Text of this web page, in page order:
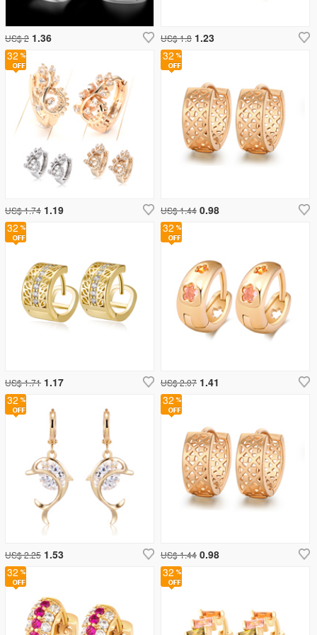
US$ 2 1.36
32
US$ 1.44 0.98
32
US$ 1.74 1.19
US$ 1.8 1.23
32
US$ 1.71 1.17
32
US$ 2.07 1.41
32 32
32
US$ 1.44 0.98
32
US$ 2.25 1.53